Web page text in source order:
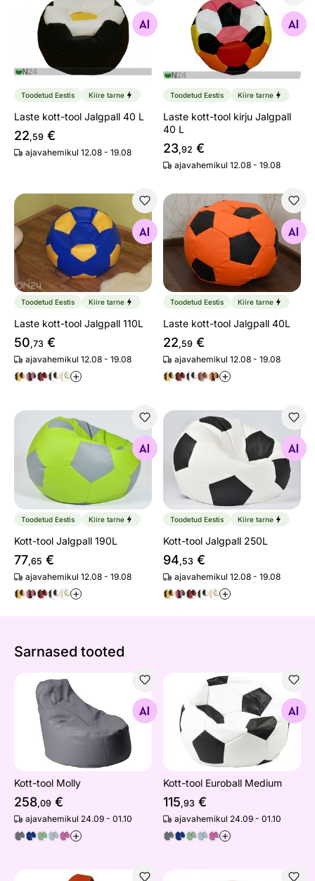
Laste kott-tool Jalgpall 40 L
Otsi sarnaseid
Toodetud Eestis Kiire tarne
Laste kott-tool Jalgpall 40 L
22,59 €
ajavahemikul 12.08 - 19.08
Laste kott-tool kirju Jalgpall
Otsi sarnaseid
Toodetud Eestis Kiire tarne
Laste kott-tool kirju Jalgpall
40 L
23,92 €
ajavahemikul 12.08 - 19.08
Laste kott-tool Jalgpall 110L
Otsi sarnaseid
Toodetud Eestis Kiire tarne
Laste kott-tool Jalgpall 110L
50,73 €
ajavahemikul 12.08 - 19.08
+
Laste kott-tool Jalgpall 40L
Otsi sarnaseid
Toodetud Eestis Kiire tarne
Laste kott-tool Jalgpall 40L
22,59 €
ajavahemikul 12.08 - 19.08
+
Kott-tool Jalgpall 190L
Otsi sarnaseid
Toodetud Eestis Kiire tarne
Kott-tool Jalgpall 190L
77,65 €
ajavahemikul 12.08 - 19.08
+
Kott-tool Jalgpall 250L
Otsi sarnaseid
Toodetud Eestis Kiire tarne
Kott-tool Jalgpall 250L
94,53 €
ajavahemikul 12.08 - 19.08
+
Sarnased tooted
Kott-tool Molly
Otsi sarnaseid
Kott-tool Molly
258,09 €
ajavahemikul 24.09 - 01.10
+
Kott-tool Euroball Medium
Otsi sarnaseid
Kott-tool Euroball Medium
115,93 €
ajavahemikul 24.09 - 01.10
+